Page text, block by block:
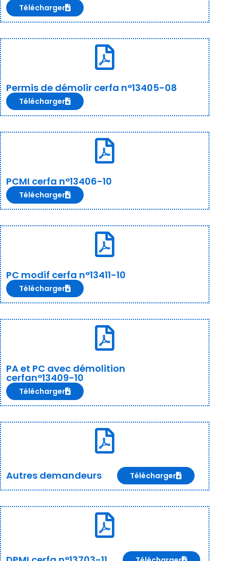
Télécharger
Permis de démolir cerfa n°13405-08
Télécharger
PCMI cerfa n°13406-10
Télécharger
PC modif cerfa n°13411-10
Télécharger
PA et PC avec démolition
cerfan°13409-10
Télécharger
Autres demandeurs Télécharger